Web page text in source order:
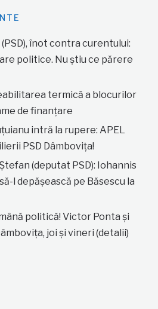
(PSD), înot contra curentului:
politice. Nu știu ce părere
termică a blocurilor
de finanțare
intră la rupere: APEL
PSD Dâmbovița!
(deputat PSD): Iohannis
l depășească pe Băsescu la
politică! Victor Ponta și
joi și vineri (detalii)